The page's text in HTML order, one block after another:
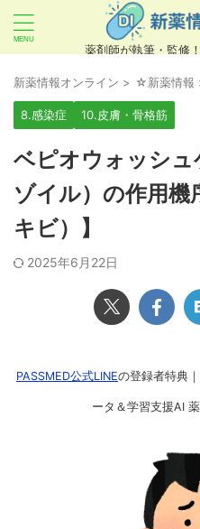
薬剤師が執筆・監修
あいまい検索（例：ひ
ていませんので、製品
どを カタカナでご入力
良い例：テセントリク
悪い例：てせんとりく
新薬情報オンライン > ☆新薬情報
8.感染症 10.皮膚・骨格筋
ベピオウォッシュ
ゾイル）の作用機
キビ）】
2025年6月22日
PASSMED公式LINEの登録者特典
ータ＆学習支援AI